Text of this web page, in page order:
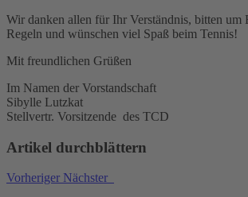
Wir danken allen für Ihr Verständnis, bitten um
Regeln und wünschen viel Spaß beim Tennis!
Mit freundlichen Grüßen
Im Namen der Vorstandschaft
Sibylle Lutzkat
Stellvertr. Vorsitzende des TCD
Artikel durchblättern
Vorheriger Nächster